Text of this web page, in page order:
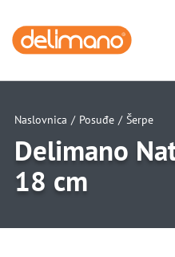
Naslovnica / Posuđe / Šerpe
Delimano
18 cm